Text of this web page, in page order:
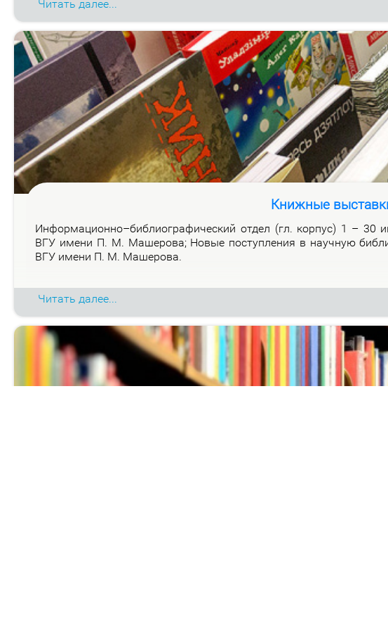
Читать далее...
Книжные
Ин­фор­ма­ци­он­но–биб­лио­гра­фи­че­ский от­дел (гл. кор­пус) 1 – 30
ВГУ име­ни П. М. Ма­ше­ро­ва; Но­вые по­ступ­ле­ния в на­уч­ную
ВГУ име­ни П. М. Ма­ше­ро­ва.
Читать далее...